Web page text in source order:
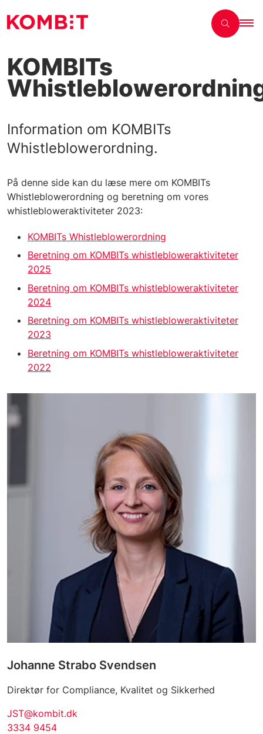
KOMBITs
Information om KOMBITs
Whistleblowerordning.
På denne side kan du læse mere om KOMBITs
Whistleblowerordning og beretning om vores
whistlebloweraktiviteter 2023:
KOMBITs Whistleblowerordning
Beretning om KOMBITs whistlebloweraktiviteter
2025
Beretning om KOMBITs whistlebloweraktiviteter
2024
Beretning om KOMBITs whistlebloweraktiviteter
2023
Beretning om KOMBITs whistlebloweraktiviteter
2022
Johanne Strabo Svendsen
Direktør for Compliance, Kvalitet og Sikkerhed
JST@kombit.dk
3334 9454